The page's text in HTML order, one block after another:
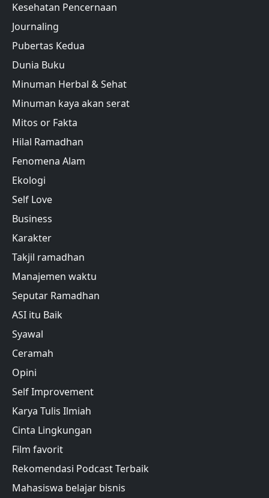
Kesehatan Pencernaan
Journaling
Pubertas Kedua
Dunia Buku
Minuman Herbal & Sehat
Minuman kaya akan serat
Mitos or Fakta
Hilal Ramadhan
Fenomena Alam
Ekologi
Self Love
Business
Karakter
Takjil ramadhan
Manajemen waktu
Seputar Ramadhan
ASI itu Baik
Syawal
Ceramah
Opini
Self Improvement
Karya Tulis Ilmiah
Cinta Lingkungan
Film favorit
Rekomendasi Podcast Terbaik
Mahasiswa belajar bisnis